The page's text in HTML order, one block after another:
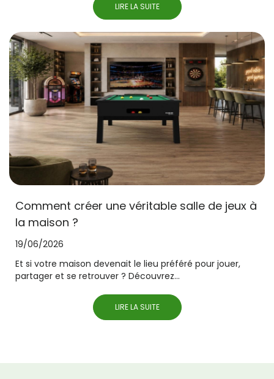
LIRE LA SUITE
Comment créer une véritable salle de jeux à
la maison ?
19/06/2026
Et si votre maison devenait le lieu préféré pour jouer,
partager et se retrouver ? Découvrez...
LIRE LA SUITE